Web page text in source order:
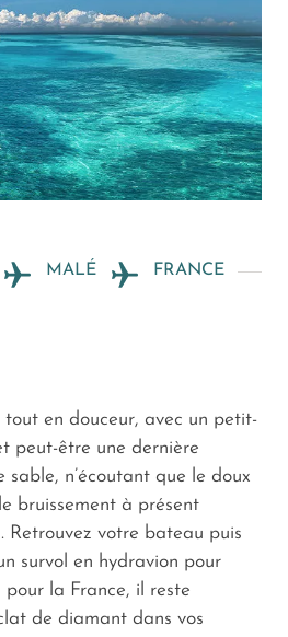
MALÉ FRANCE
tout en douceur, avec un petit-
peut-être une dernière
sable, n’écoutant que le doux
bruissement à présent
Retrouvez votre bateau puis
survol en hydravion pour
la France, il reste
de diamant dans vos